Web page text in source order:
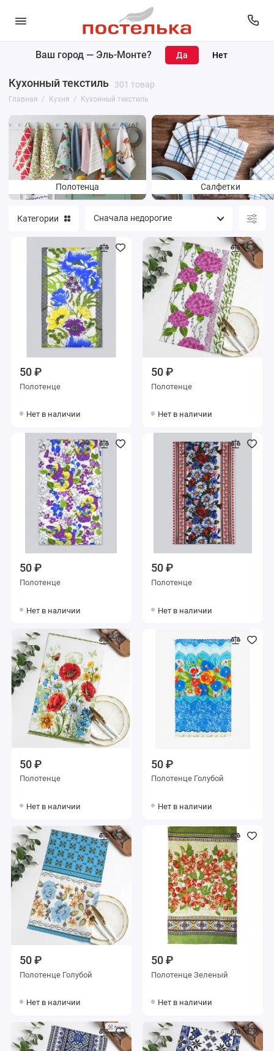
Ваш город — Эль-Монте?
Кухонный текстиль 301 товар
Главная Кухня Кухонный текстиль
Полотенца Салфетки
Кухонные принадлежности
Чайники и кофейники
Столовая посуда
Посуда для приготовления
Категории
50 ₽
Полотенце
Нет в наличии
50 ₽
Полотенце
Нет в наличии
50 ₽
Полотенце
Нет в наличии
50 ₽
Полотенце
Нет в наличии
50 ₽
Полотенце
Нет в наличии
50 ₽
Полотенце Голубой
Нет в наличии
50 ₽
Полотенце Голубой
Нет в наличии
50 ₽
Полотенце Зеленый
Нет в наличии